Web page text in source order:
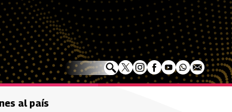
al país